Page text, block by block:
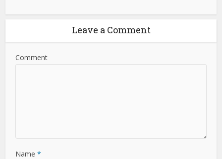
Leave a Comment
Comment
Name *